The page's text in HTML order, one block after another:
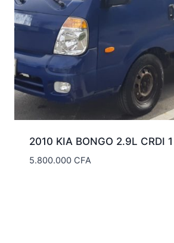
2010 KIA BONGO 2.9L CRDI
5.800.000 CFA